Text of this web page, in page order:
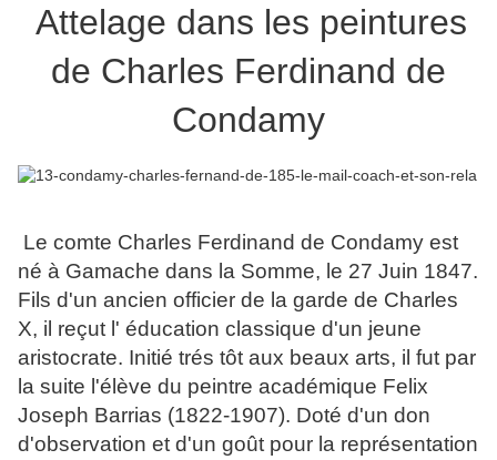
Attelage dans les peintures
de Charles Ferdinand de
Condamy
Le comte Charles Ferdinand de Condamy est
né à Gamache dans la Somme, le 27 Juin 1847.
Fils d'un ancien officier de la garde de Charles
X, il reçut l' éducation classique d'un jeune
aristocrate. Initié trés tôt aux beaux arts, il fut par
la suite l'élève du peintre académique Felix
Joseph Barrias (1822-1907). Doté d'un don
d'observation et d'un goût pour la représentation